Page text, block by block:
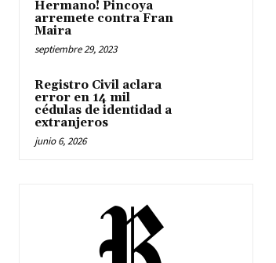
Hermano! Pincoya
arremete contra Fran
Maira
septiembre 29, 2023
Registro Civil aclara
error en 14 mil
cédulas de identidad a
extranjeros
junio 6, 2026